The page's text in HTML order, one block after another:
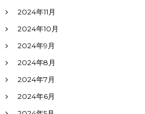
2024年11月
2024年10月
2024年9月
2024年8月
2024年7月
2024年6月